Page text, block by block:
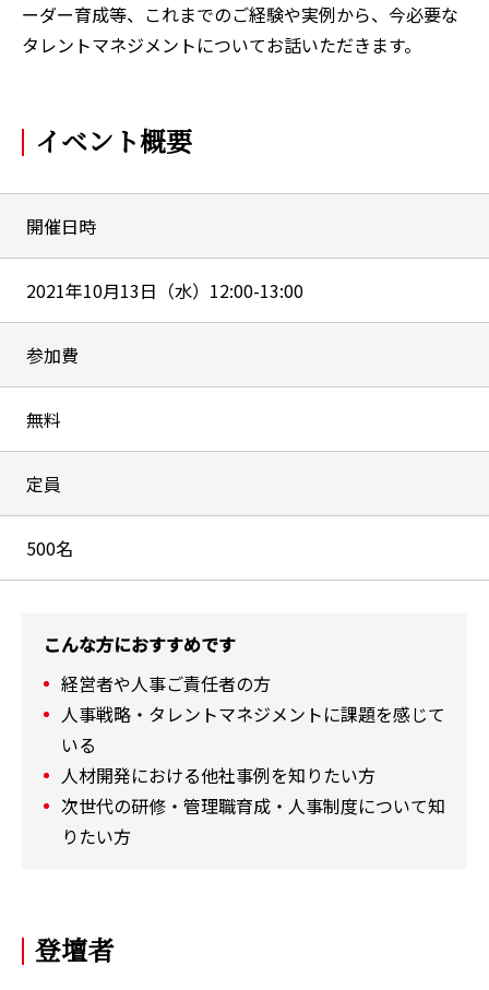
ーダー育成等、これまでのご経験や実例から、今必要な
タレントマネジメントについてお話いただきます。
イベント概要
開催日時
2021年10月13日（水）12:00-13:00
参加費
無料
定員
500名
こんな方におすすめです
経営者や人事ご責任者の方
人事戦略・タレントマネジメントに課題を感じて
いる
人材開発における他社事例を知りたい方
次世代の研修・管理職育成・人事制度について知
りたい方
登壇者